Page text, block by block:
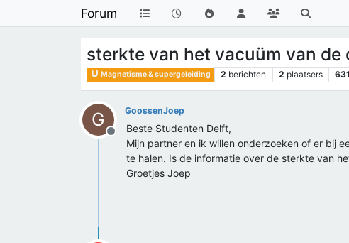
Forum
sterkte van het vacuüm van
Magnetisme & supergeleiding 2 berichten 2 plaatsers 631
G
Offline
GoossenJoep
Beste Studenten Delft,
Mijn partner en ik willen onderzoeken of er bij
te halen. Is de informatie over de sterkte van
Groetjes Joep